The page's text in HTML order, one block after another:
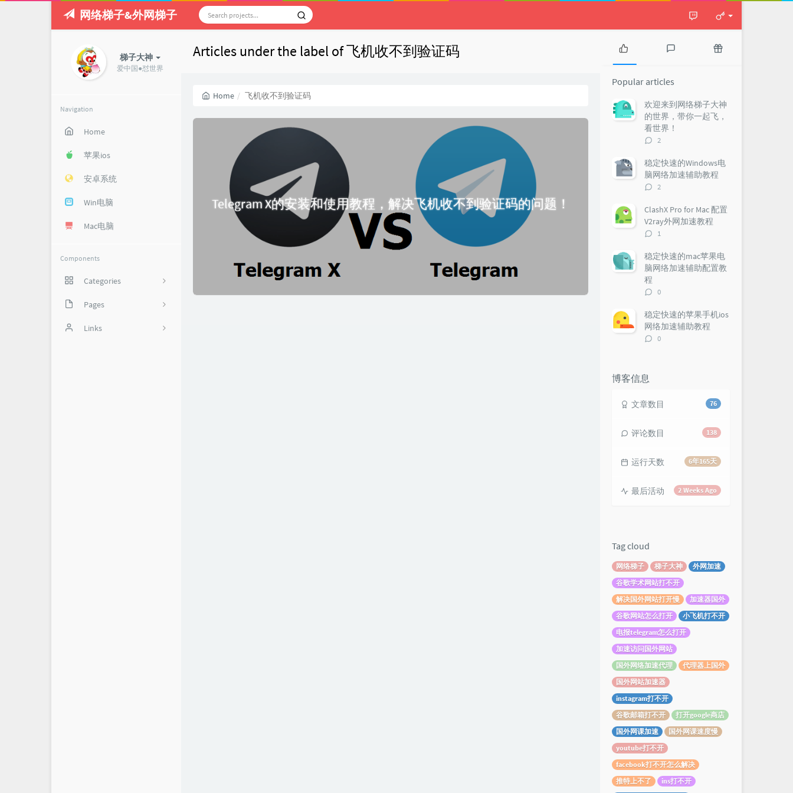
网络梯子&外网梯子
梯子大神
爱中国●怼世界
Navigation
Home
苹果ios
安卓系统
Win电脑
Mac电脑
Components
Categories
35
网络技巧
实用软件
Pages
备份页
Links
Articles under the label of 飞机收不到验证码
Home 飞机收不到验证码
Telegram X的安装和使用教程，解决飞机收不到验证码的问题！
P
p
u
l
a
r
t
i
l
e
s
t
e
s
t
m
m
t
s
d
o
m
t
i
c
e
Popular articles
欢迎来到网络梯子大神
的世界，带你一起飞，
看世界！
评
数：
2
稳定快速的Windows电
脑网络加速辅助教程
评
数：
2
ClashX Pro for Mac 配置
V2ray外网加速教程
评
数：
1
稳定快速的mac苹果电
脑网络加速辅助配置教
程
评
数：
0
稳定快速的苹果手机ios
网络加速辅助教程
评
0
博客信息
76
文章数目
138
评论数目
6年165天
运行天数
2 Weeks Ago
最后活动
Tag cloud
网络梯子 梯子大神
外网加速
谷歌学术网站打不开
解决国外网站打开慢
加速器国外
谷歌网站怎么打开
小飞机打不开
电报telegram怎么打开
加速访问国外网站
国外网络加速代理
代理器上国外
国外网站加速器
instagram打不开
谷歌邮箱打不开
打开google商店
国外网课加速
国外网课速度慢
youtube打不开
facebook打不开怎么解决
推特上不了
ins打不开